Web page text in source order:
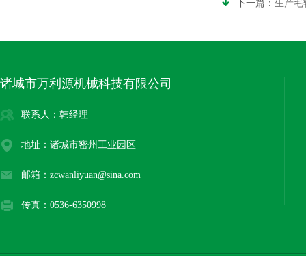
下一篇： 生产毛
诸城市万利源机械科技有限公司
联系人：韩经理
地址：诸城市密州工业园区
邮箱：zcwanliyuan@sina.com
传真：0536-6350998